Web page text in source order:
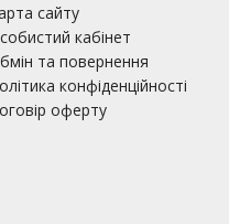
сайту
кабінет
та повернення
конфіденційності
оферту